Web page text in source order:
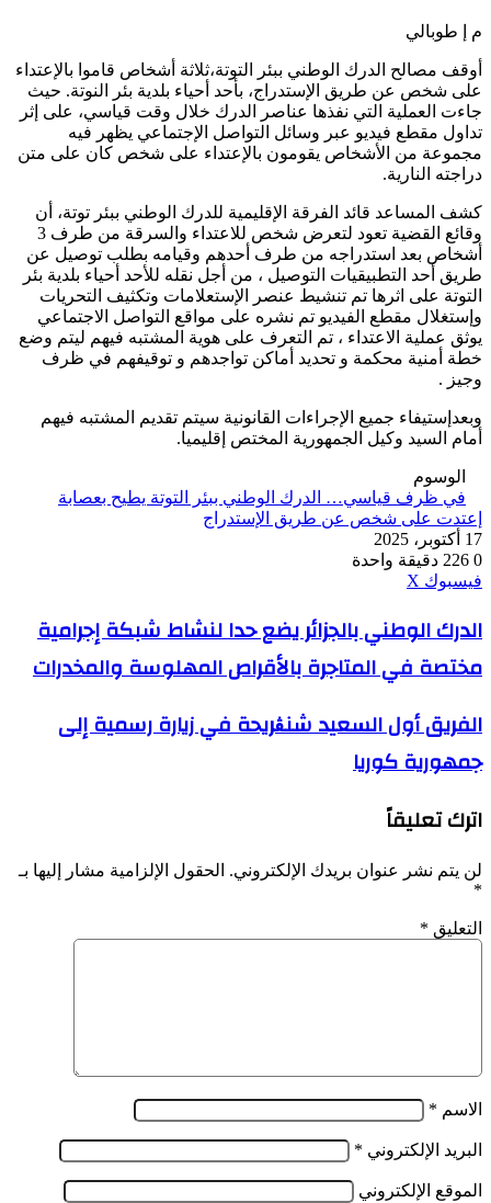
م إ طوبالي
أوقف مصالح الدرك الوطني ببئر التوتة،ثلاثة أشخاص قاموا بالإعتداء
على شخص عن طريق الإستدراج، بأحد أحياء بلدية بئر النوتة. حيث
جاءت العملية التي نفذها عناصر الدرك خلال وقت قياسي، على إثر
تداول مقطع فيديو عبر وسائل التواصل الإجتماعي يظهر فيه
مجموعة من الأشخاص يقومون بالإعتداء على شخص كان على متن
دراجته النارية.
كشف المساعد قائد الفرقة الإقليمية للدرك الوطني ببئر توتة، أن
وقائع القضية تعود لتعرض شخص للاعتداء والسرقة من طرف 3
أشخاص بعد استدراجه من طرف أحدهم وقيامه بطلب توصيل عن
طريق أحد التطبيقيات التوصيل ، من أجل نقله للأحد أحياء بلدية بئر
التوتة على اثرها تم تنشيط عنصر الإستعلامات وتكثيف التحريات
وإستغلال مقطع الفيديو تم نشره على مواقع التواصل الاجتماعي
يوثق عملية الاعتداء ، تم التعرف على هوية المشتبه فيهم ليتم وضع
خطة أمنية محكمة و تحديد أماكن تواجدهم و توقيفهم في ظرف
وجيز .
وبعدإستيفاء جميع الإجراءات القانونية سيتم تقديم المشتبه فيهم
أمام السيد وكيل الجمهورية المختص إقليميا.
الوسوم
في ظرف قياسي… الدرك الوطني ببئر التوتة يطيح بعصابة
إعتدت على شخص عن طريق الإستدراج
17 أكتوبر، 2025
0
دقيقة واحدة
فيسبوك ‫X
الدرك
الوطني
بالجزائر
لنشاط
إجرامية
في
المتاجرة
المهلوسة
والمخدرات
الدرك الوطني بالجزائر يضع حدا لنشاط شبكة إجرامية
مختصة في المتاجرة بالأقراص المهلوسة والمخدرات
الفريق
أول
السعيد
شنڨريحة
زيارة
إلى
جمهورية
الفريق أول السعيد شنڨريحة في زيارة رسمية إلى
جمهورية كوريا
اترك تعليقاً
لن يتم نشر عنوان بريدك الإلكتروني. الحقول الإلزامية مشار إليها بـ
*
التعليق *
الاسم *
البريد الإلكتروني *
الموقع الإلكتروني